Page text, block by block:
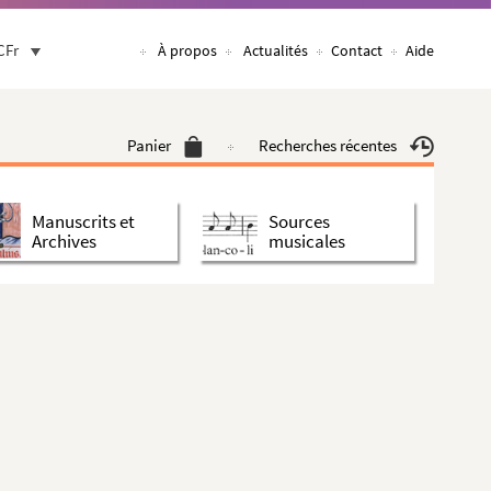
À propos Actualités Contact Aide
Panier Recherches récentes
Manuscrits et
Archives
Sources
musicales